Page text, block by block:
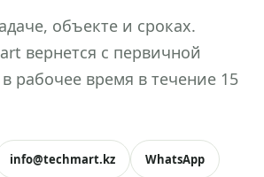
объекте и сроках.
вернется с первичной
рабочее время в течение 15
info@techmart.kz WhatsApp